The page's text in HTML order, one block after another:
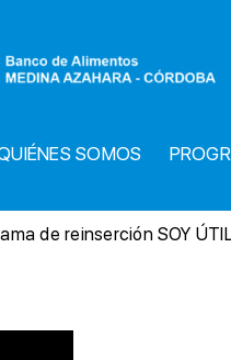
SOMOS
de reinserción SOY